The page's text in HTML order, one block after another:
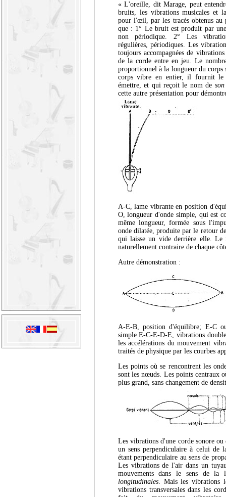
« L'oreille, dit Marage, peut
bruits, les vibrations musicales et
pour l'œil, par les tracés obtenus au
que : 1° Le bruit est produit par
non périodique. 2° Les
régulières, périodiques. Les
toujours accompagnées de
de la corde entre en jeu. Le
proportionnel à la longueur du
corps vibre en entier, il fournit le
émettre, et qui reçoit le nom de
cette autre présentation pour
A-C, lame vibrante en position
O, longueur d'onde simple, qui est
même longueur, formée sous
onde dilatée, produite par le retour
qui laisse un vide derrière elle. Le
naturellement contraire de chaque
Autre démonstration :
A-E-B, position d'équilibre; E-C
simple E-C-E-D-E, vibrations
les accélérations du mouvement
traités de physique par les courbes
Les points où se rencontrent les
sont les nœuds. Les points centraux
plus grand, sans changement de
Les vibrations d'une corde sonore
un sens perpendiculaire à celui de
étant perpendiculaire au sens de
Les vibrations de l'air dans un
mouvements dans le sens de la
longitudinales. Mais les vibrations
vibrations transversales dans les